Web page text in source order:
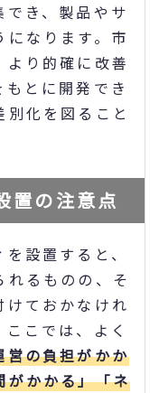
き、製品やサ
なります。市
り的確に改善
とに開発でき
化を図ること
置の注意点
設置すると、
れるものの、そ
けておかなけれ
こでは、よく
営の負担がかか
がかかる」「ネ